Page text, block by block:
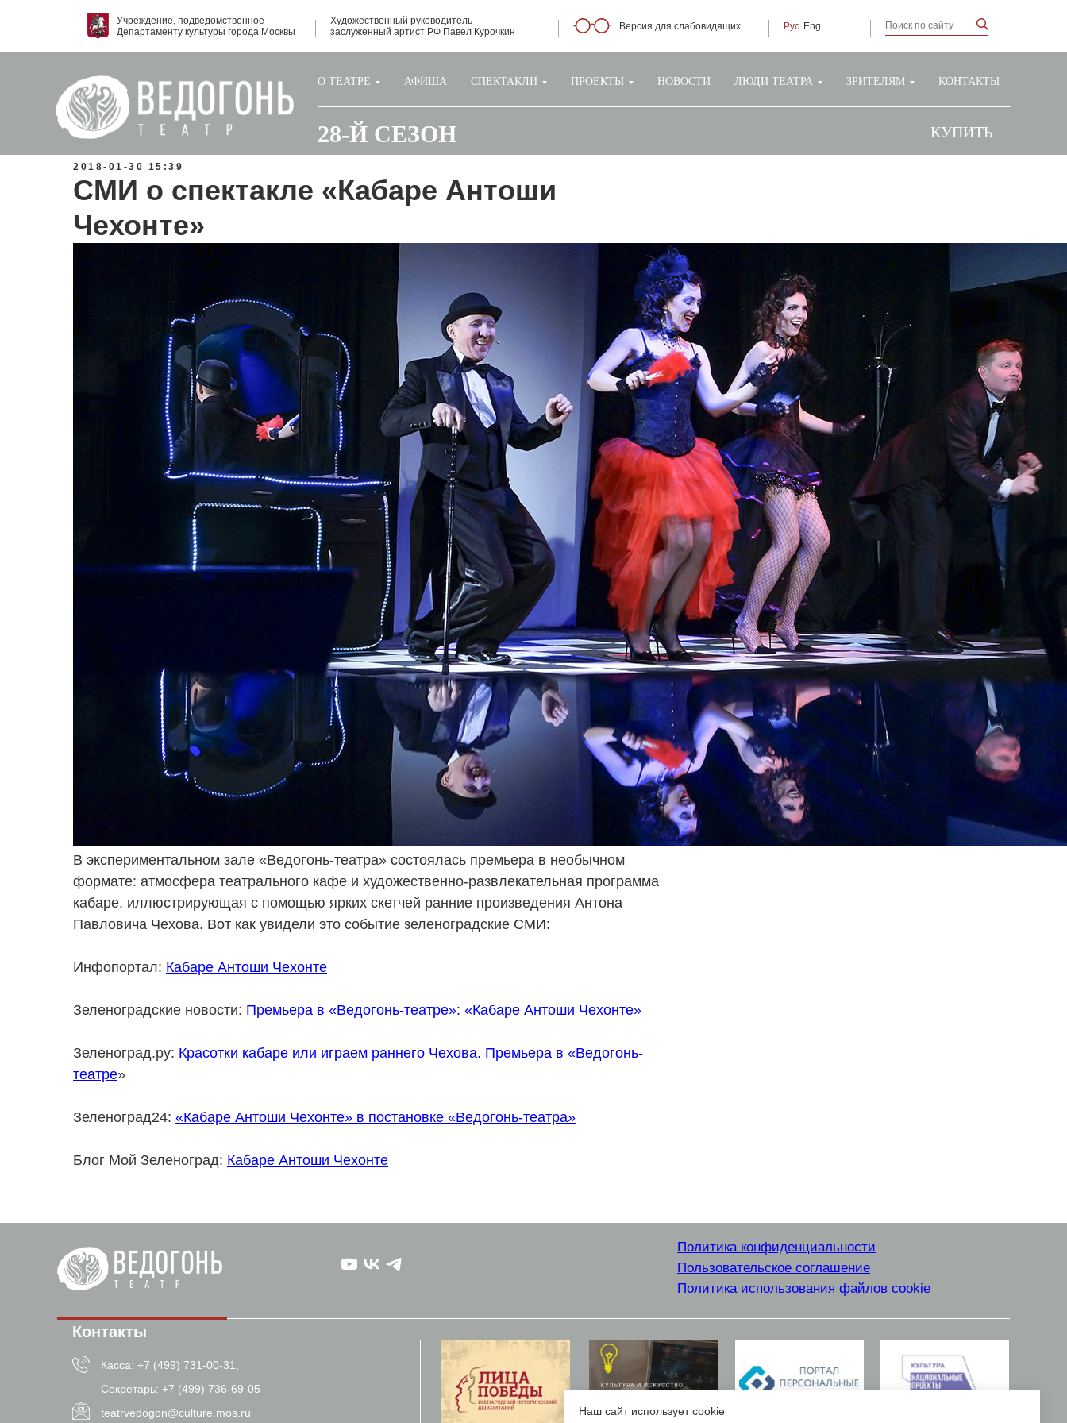
Учреждение, подведомственное
Департаменту культуры города Москвы
Художественный руководитель
заслуженный артист РФ Павел Курочкин
Версия для слабовидящих Рус Eng
О ТЕАТРЕ АФИША СПЕКТАКЛИ ПРОЕКТЫ НОВОСТИ ЛЮДИ ТЕАТРА ЗРИТЕЛЯМ КОНТАКТЫ
28-Й СЕЗОН КУПИТЬ
Наш сайт использует cookie
2018-01-30 15:39
СМИ о спектакле «Кабаре Антоши
Чехонте»
В экспериментальном зале «Ведогонь-театра» состоялась премьера в необычном
формате: атмосфера театрального кафе и художественно-развлекательная программа
кабаре, иллюстрирующая с помощью ярких скетчей ранние произведения Антона
Павловича Чехова. Вот как увидели это событие зеленоградские СМИ:
Инфопортал: Кабаре Антоши Чехонте
Зеленоградские новости: Премьера в «Ведогонь-театре»: «Кабаре Антоши Чехонте»
Зеленоград.ру: Красотки кабаре или играем раннего Чехова. Премьера в «Ведогонь-
театре»
Зеленоград24: «Кабаре Антоши Чехонте» в постановке «Ведогонь-театра»
Блог Мой Зеленоград: Кабаре Антоши Чехонте
Контакты
Касса: +7 (499) 731-00-31,
Секретарь: +7 (499) 736-69-05
teatrvedogon@culture.mos.ru
Политика конфиденциальности
Пользовательское соглашение
Политика использования файлов cookie